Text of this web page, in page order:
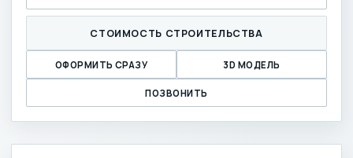
СТОИМОСТЬ СТРОИТЕЛЬСТВА
ОФОРМИТЬ СРАЗУ 3D МОДЕЛЬ
ПОЗВОНИТЬ